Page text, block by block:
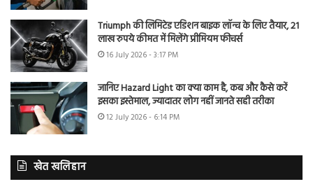
Triumph की लिमिटेड एडिशन बाइक लॉन्च के लिए तैयार, 21
लाख रुपये कीमत में मिलेंगे प्रीमियम फीचर्स
16 July 2026 - 3:17 PM
जानिए Hazard Light का क्या काम है, कब और कैसे करें
इसका इस्तेमाल, ज्यादातर लोग नहीं जानते सही तरीका
12 July 2026 - 6:14 PM
खेत खलिहान